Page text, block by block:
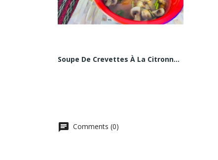
Soupe De Crevettes À La Citronnelle (Tom Yum Kung)
Comments (0)